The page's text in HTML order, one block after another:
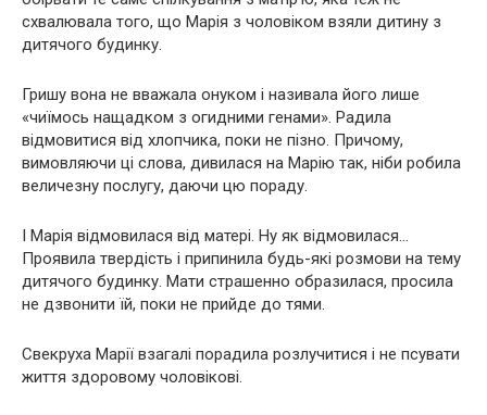
схвалювала того, що Марія з чоловіком взяли дитину з
дитячого будинку.
Гришу вона не вважала онуком і називала його лише
«чиїмось нащадком з огидними генами». Радила
відмовитися від хлопчика, поки не пізно. Причому,
вимовляючи ці слова, дивилася на Марію так, ніби робила
величезну послугу, даючи цю пораду.
І Марія відмовилася від матері. Ну як відмовилася…
Проявила твердість і припинила будь-які розмови на тему
дитячого будинку. Мати страшенно образилася, просила
не дзвонити їй, поки не прийде до тями.
Свекруха Марії взагалі порадила розлучитися і не псувати
життя здоровому чоловікові.